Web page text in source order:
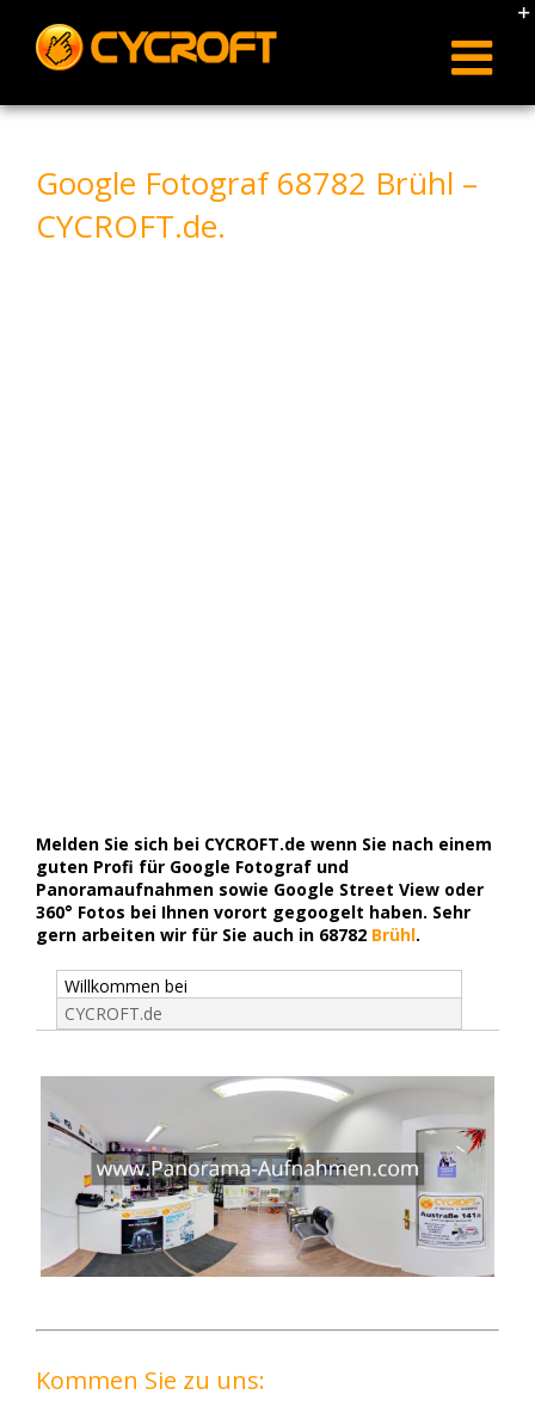
content
Google Fotograf 68782 Brühl –
CYCROFT.de.
Melden Sie sich bei CYCROFT.de wenn Sie nach einem
guten Profi für Google Fotograf und
Panoramaufnahmen sowie Google Street View oder
360° Fotos bei Ihnen vorort gegoogelt haben. Sehr
gern arbeiten wir für Sie auch in 68782 Brühl.
Willkommen bei
CYCROFT.de
Kommen Sie zu uns: